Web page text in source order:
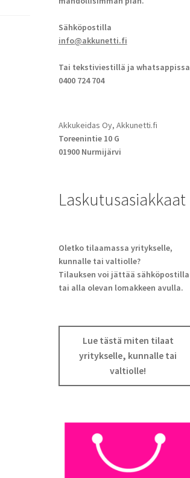
Sähköpostilla
info@akkunetti.fi
Tai tekstiviestillä ja whatsappissa
0400 724 704
Akkukeidas Oy, Akkunetti.fi
Toreenintie 10 G
01900 Nurmijärvi
Laskutusasiakkaat
Oletko tilaamassa yritykselle,
kunnalle tai valtiolle?
Tilauksen voi jättää sähköpostilla
tai alla olevan lomakkeen avulla.
Lue tästä miten tilaat
yritykselle, kunnalle tai
valtiolle!